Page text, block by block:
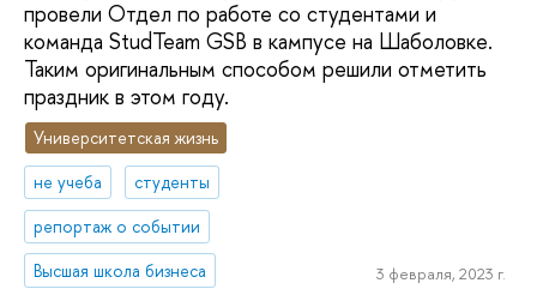
провели Отдел по работе со студентами и
команда StudTeam GSB в кампусе на Шаболовке.
Таким оригинальным способом решили отметить
праздник в этом году.
Университетская жизнь
не учеба
студенты
репортаж о событии
Высшая школа бизнеса
3 февраля, 2023 г.